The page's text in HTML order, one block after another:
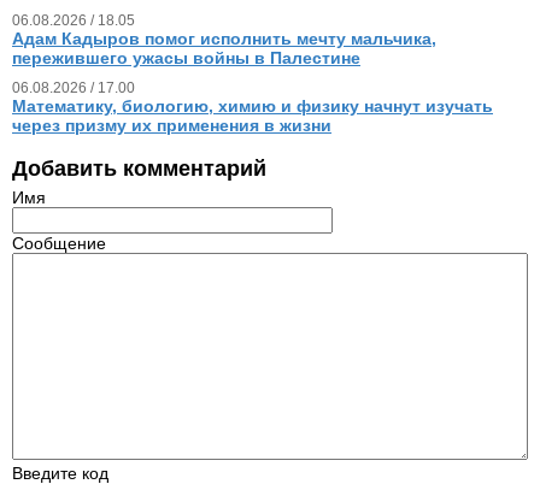
06.08.2026 / 18.05
Адам Кадыров помог исполнить мечту мальчика,
пережившего ужасы войны в Палестине
06.08.2026 / 17.00
Математику, биологию, химию и физику начнут изучать
через призму их применения в жизни
Добавить комментарий
Имя
Сообщение
Введите код